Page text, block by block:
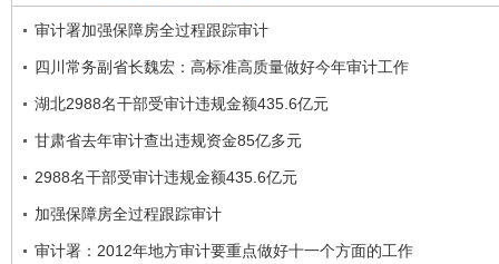
审计署加强保障房全过程跟踪审计
四川常务副省长魏宏：高标准高质量做好今年审计工作
湖北2988名干部受审计违规金额435.6亿元
甘肃省去年审计查出违规资金85亿多元
2988名干部受审计违规金额435.6亿元
加强保障房全过程跟踪审计
审计署：2012年地方审计要重点做好十一个方面的工作